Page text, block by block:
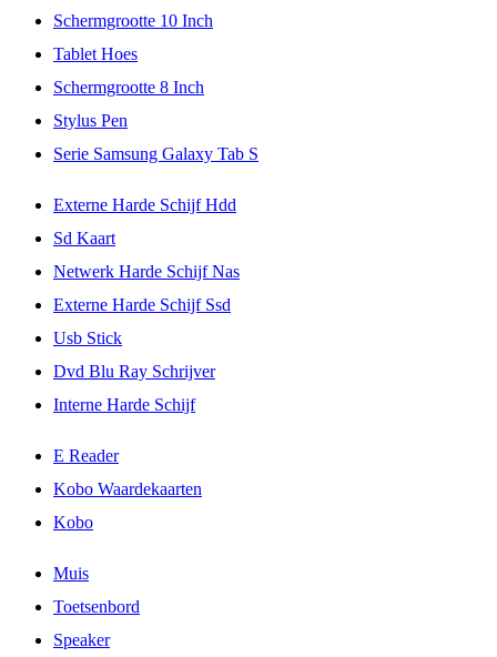
Schermgrootte 10 Inch
Tablet Hoes
Schermgrootte 8 Inch
Stylus Pen
Serie Samsung Galaxy Tab S
Externe Harde Schijf Hdd
Sd Kaart
Netwerk Harde Schijf Nas
Externe Harde Schijf Ssd
Usb Stick
Dvd Blu Ray Schrijver
Interne Harde Schijf
E Reader
Kobo Waardekaarten
Kobo
Muis
Toetsenbord
Speaker